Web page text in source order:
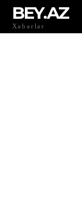
BEY.AZ
Xəbərlər